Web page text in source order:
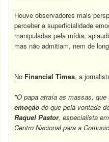
Houve observadores mais
perceber a superficialidade
manipuladas pela mídia,
mas não admitiam, nem de
No Financial Times, a
"O papa atraía as massas,
emoção do que pela vontade
Raquel Pastor, especialista
Centro Nacional para a